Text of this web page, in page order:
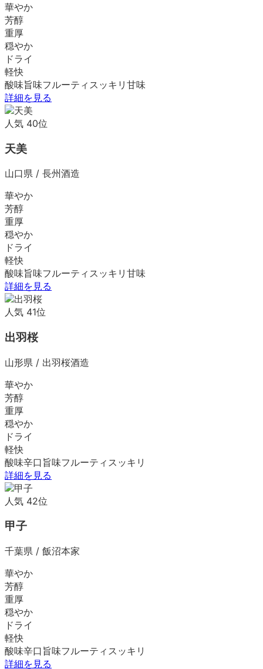
華やか
芳醇
重厚
穏やか
ドライ
軽快
酸味旨味フルーティ スッキリ 甘味
詳細を見る
人気 40位
天美
山口県 / 長州酒造
華やか
芳醇
重厚
穏やか
ドライ
軽快
酸味旨味フルーティ スッキリ 甘味
詳細を見る
人気 41位
出羽桜
山形県 / 出羽桜酒造
華やか
芳醇
重厚
穏やか
ドライ
軽快
酸味辛口 旨味フルーティ スッキリ
詳細を見る
人気 42位
甲子
千葉県 / 飯沼本家
華やか
芳醇
重厚
穏やか
ドライ
軽快
酸味辛口 旨味フルーティ スッキリ
詳細を見る